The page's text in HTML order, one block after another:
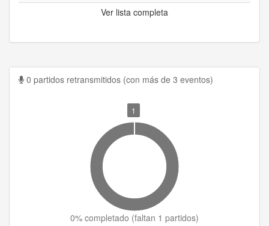
Ver lista completa
0 partidos retransmitidos (con más de 3 eventos)
1
0% completado (faltan 1 partidos)